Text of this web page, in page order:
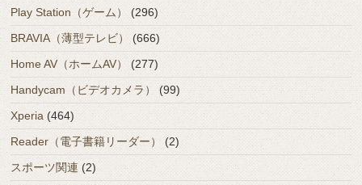
Play Station（ゲーム）
(296)
BRAVIA（薄型テレビ）
(666)
Home AV（ホームAV）
(277)
Handycam（ビデオカメラ）
(99)
Xperia (464)
Reader（電子書籍リーダー）
(2)
スポーツ関連 (2)